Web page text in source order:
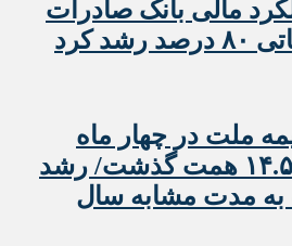
مالی بانک صادرات
کرد
ملت در چهار ماه
نخست امسال از ۱۴.۵ همت گذشت/ رشد
به مدت مشابه سال